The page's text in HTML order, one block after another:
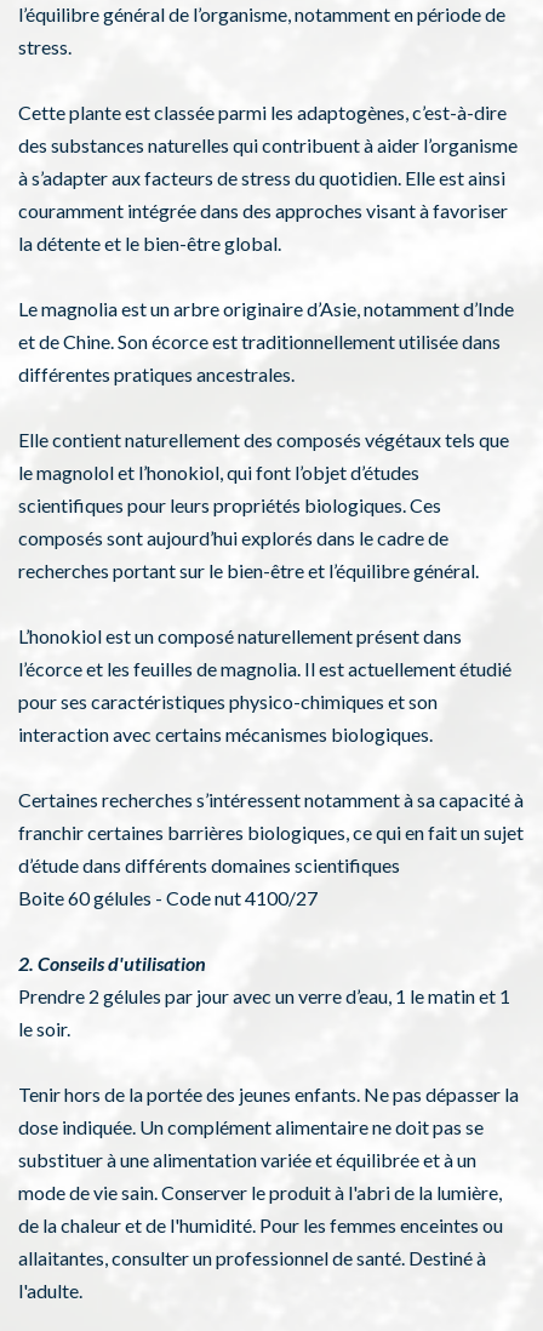
l’équilibre général de l’organisme, notamment en période de
stress.
Cette plante est classée parmi les adaptogènes, c’est-à-dire
des substances naturelles qui contribuent à aider l’organisme
à s’adapter aux facteurs de stress du quotidien. Elle est ainsi
couramment intégrée dans des approches visant à favoriser
la détente et le bien-être global.
Le magnolia est un arbre originaire d’Asie, notamment d’Inde
et de Chine. Son écorce est traditionnellement utilisée dans
différentes pratiques ancestrales.
Elle contient naturellement des composés végétaux tels que
le magnolol et l’honokiol, qui font l’objet d’études
scientifiques pour leurs propriétés biologiques. Ces
composés sont aujourd’hui explorés dans le cadre de
recherches portant sur le bien-être et l’équilibre général.
L’honokiol est un composé naturellement présent dans
l’écorce et les feuilles de magnolia. Il est actuellement étudié
pour ses caractéristiques physico-chimiques et son
interaction avec certains mécanismes biologiques.
Certaines recherches s’intéressent notamment à sa capacité à
franchir certaines barrières biologiques, ce qui en fait un sujet
d’étude dans différents domaines scientifiques
Boite 60 gélules - Code nut 4100/27
2. Conseils d'utilisation
Prendre 2 gélules par jour avec un verre d’eau, 1 le matin et 1
le soir.
Tenir hors de la portée des jeunes enfants. Ne pas dépasser la
dose indiquée. Un complément alimentaire ne doit pas se
substituer à une alimentation variée et équilibrée et à un
mode de vie sain. Conserver le produit à l'abri de la lumière,
de la chaleur et de l'humidité. Pour les femmes enceintes ou
allaitantes, consulter un professionnel de santé. Destiné à
l'adulte.